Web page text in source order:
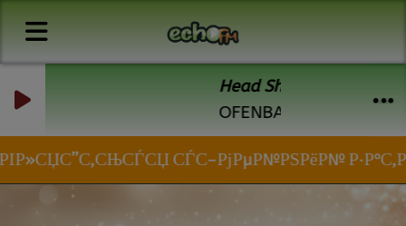
Head Shoulders Knees
OFENBACH
СЃС–РјРµР№РЅРёР№